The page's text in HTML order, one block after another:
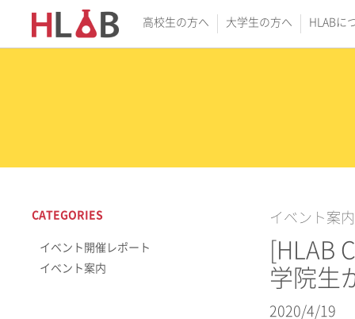
高校生の方へ 大学生の方へ HLABに
イベント案内
[HLAB
学院生
2020/4/19
CATEGORIES
イベント開催レポート
イベント案内